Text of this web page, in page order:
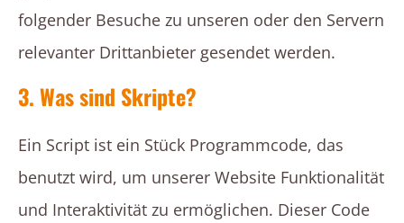
folgender Besuche zu unseren oder den Servern
relevanter Drittanbieter gesendet werden.
3. Was sind Skripte?
Ein Script ist ein Stück Programmcode, das
benutzt wird, um unserer Website Funktionalität
und Interaktivität zu ermöglichen. Dieser Code